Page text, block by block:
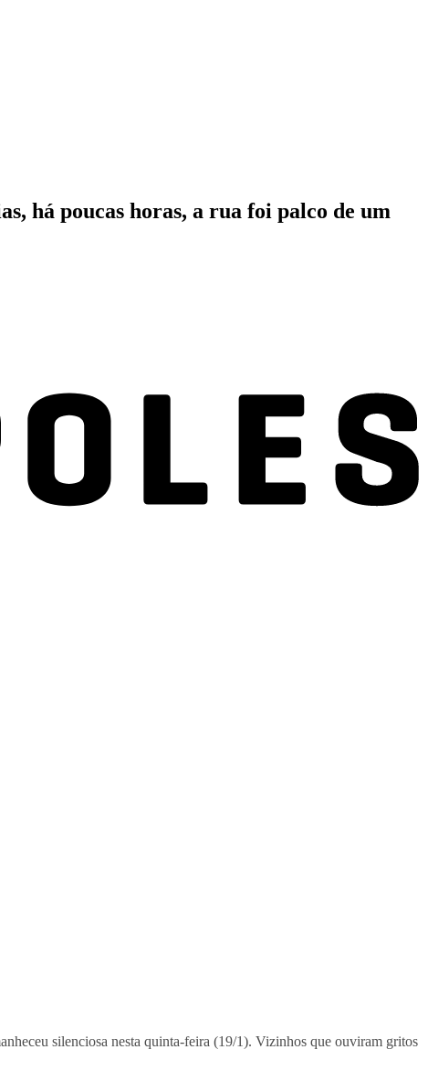
há poucas horas, a rua foi palco de um
silenciosa nesta quinta-feira (19/1). Vizinhos que ouviram gritos